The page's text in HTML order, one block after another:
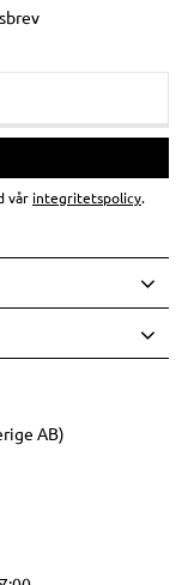
vår integritetspolicy.
AB)